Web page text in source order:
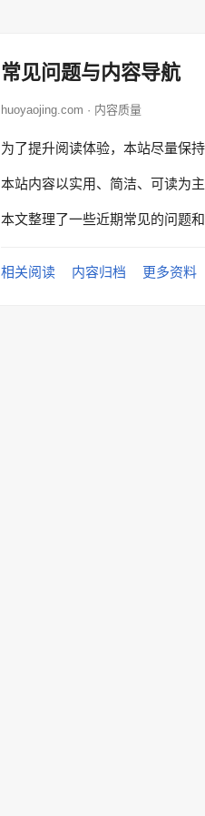
常见问题与内容导航
huoyaojing.com · 内容质量
为了提升阅读体验，本站尽量保
本站内容以实用、简洁、可读为
本文整理了一些近期常见的问题
相关阅读 内容归档 更多资料